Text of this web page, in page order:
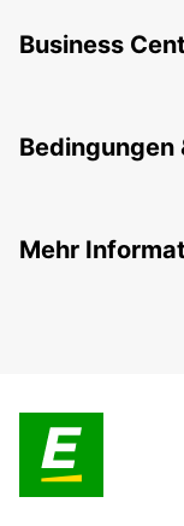
Business
Bedingungen
Mehr